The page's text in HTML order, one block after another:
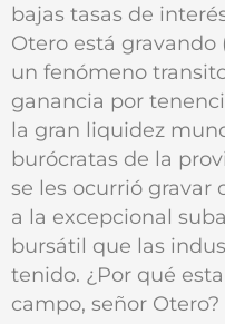
bajas tasas de
Otero está gravando
un fenómeno
ganancia por
la gran liquidez
burócratas de la
se les ocurrió gravar
a la excepcional
bursátil que las
tenido. ¿Por qué
campo, señor Otero?